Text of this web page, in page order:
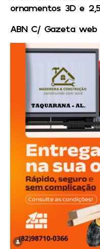
ornamentos 3D e
ABN C/ Gazeta web